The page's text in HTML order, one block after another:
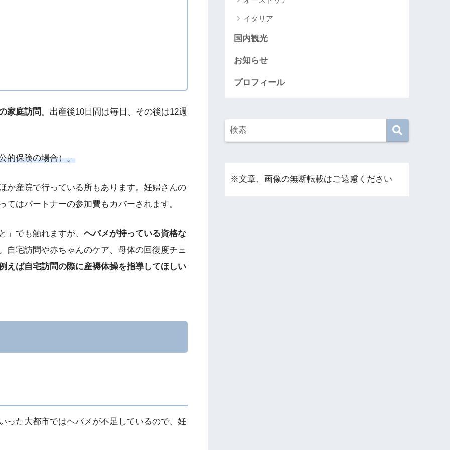
家庭訪問。出産後10日間は毎日、その後は12週
的保険の場合）。
か産院で行っている所もあります。妊婦さんの
はパートナーの参加費もカバーされます。
」でも触れますが、 ヘバメが持っている資格な
自宅訪問や赤ちゃんのケア、母体の回復度チェ
えば自宅訪問の際に産褥体操を指導してほしい
った大都市ではヘバメが不足しているので、妊
イタリア
国内観光
お知らせ
プロフィール
※文章、画像の無断転載はご遠慮ください